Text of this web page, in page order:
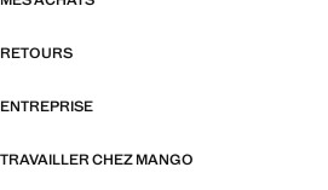
RETOURS
ENTREPRISE
TRAVAILLER CHEZ MANGO